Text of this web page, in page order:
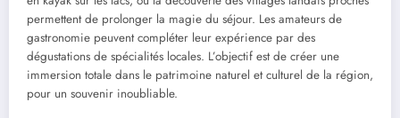
permettent de prolonger la magie du séjour. Les amateurs de
gastronomie peuvent compléter leur expérience par des
dégustations de spécialités locales. L’objectif est de créer une
immersion totale dans le patrimoine naturel et culturel de la région,
pour un souvenir inoubliable.